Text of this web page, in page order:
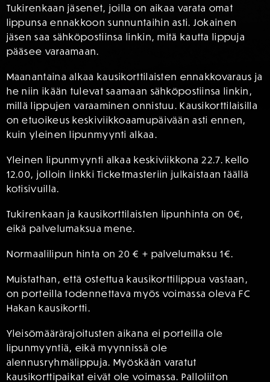
Tukirenkaan jäsenet, joilla on aikaa varata omat
lippunsa ennakkoon sunnuntaihin asti. Jokainen
jäsen saa sähköpostiinsa linkin, mitä kautta lippuja
pääsee varaamaan.
Maanantaina alkaa kausikorttilaisten ennakkovaraus ja
he niin ikään tulevat saamaan sähköpostiinsa linkin,
millä lippujen varaaminen onnistuu. Kausikorttilaisilla
on etuoikeus keskiviikkoaamupäivään asti ennen,
kuin yleinen lipunmyynti alkaa.
Yleinen lipunmyynti alkaa keskiviikkona 22.7. kello
12.00, jolloin linkki Ticketmasteriin julkaistaan täällä
kotisivuilla.
Tukirenkaan ja kausikorttilaisten lipunhinta on 0€,
eikä palvelumaksua mene.
Normaalilipun hinta on 20 € + palvelumaksu 1€.
Muistathan, että ostettua kausikorttilippua vastaan,
on porteilla todennettava myös voimassa oleva FC
Hakan kausikortti.
Yleisömäärärajoitusten aikana ei porteilla ole
lipunmyyntiä, eikä myynnissä ole
alennusryhmälippuja. Myöskään varatut
kausikorttipaikat eivät ole voimassa. Palloliiton